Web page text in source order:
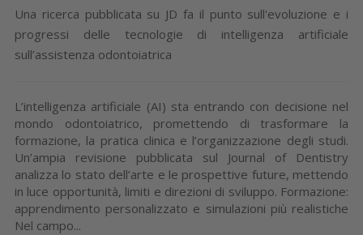
Una ricerca pubblicata su JD fa il punto sull'evoluzione e i
progressi delle tecnologie di intelligenza artificiale
sull’assistenza odontoiatrica
L’intelligenza artificiale (AI) sta entrando con decisione nel
mondo odontoiatrico, promettendo di trasformare la
formazione, la pratica clinica e l’organizzazione degli studi.
Un’ampia revisione pubblicata sul Journal of Dentistry
analizza lo stato dell’arte e le prospettive future, mettendo
in luce opportunità, limiti e direzioni di sviluppo. Formazione:
apprendimento personalizzato e simulazioni più realistiche
Nel campo...